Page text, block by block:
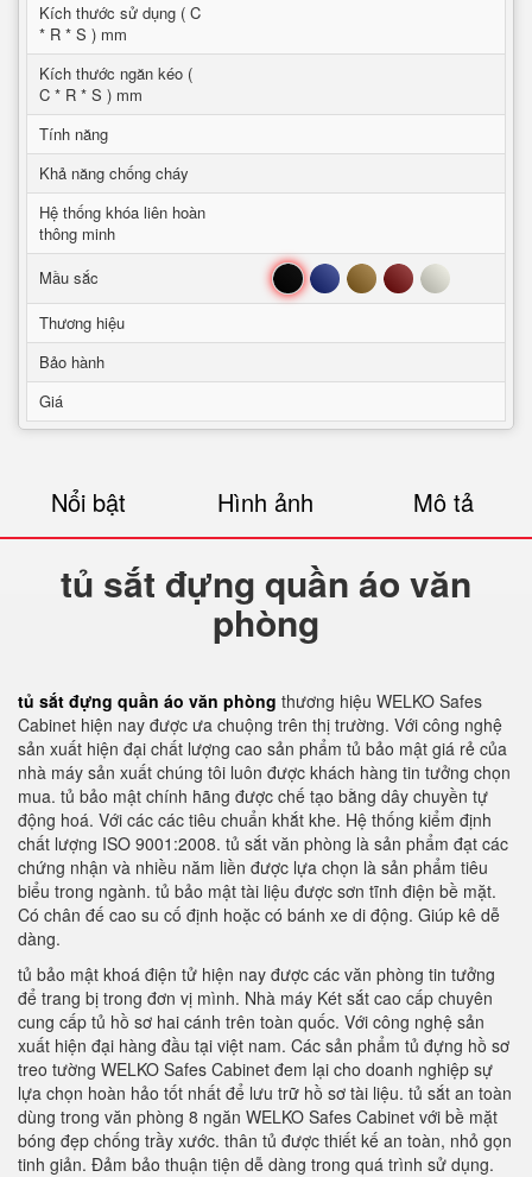
Kích thước sử dụng ( C
* R * S ) mm
Kích thước ngăn kéo (
C * R * S ) mm
Tính năng
Khả năng chống cháy
Hệ thống khóa liên hoàn
thông minh
Mầu sắc
Đen Xanh Nâu Đỏ Trắng
Thương hiệu
Bảo hành
Giá
Nổi bật Hình ảnh Mô tả
tủ sắt đựng quần áo văn
phòng
tủ sắt đựng quần áo văn phòng thương hiệu WELKO Safes
Cabinet hiện nay được ưa chuộng trên thị trường. Với công nghệ
sản xuất hiện đại chất lượng cao sản phẩm tủ bảo mật giá rẻ của
nhà máy sản xuất chúng tôi luôn được khách hàng tin tưởng chọn
mua. tủ bảo mật chính hãng được chế tạo bằng dây chuyền tự
động hoá. Với các các tiêu chuẩn khắt khe. Hệ thống kiểm định
chất lượng ISO 9001:2008. tủ sắt văn phòng là sản phẩm đạt các
chứng nhận và nhiều năm liền được lựa chọn là sản phẩm tiêu
biểu trong ngành. tủ bảo mật tài liệu được sơn tĩnh điện bề mặt.
Có chân đế cao su cố định hoặc có bánh xe di động. Giúp kê dễ
dàng.
tủ bảo mật khoá điện tử hiện nay được các văn phòng tin tưởng
để trang bị trong đơn vị mình. Nhà máy Két sắt cao cấp chuyên
cung cấp tủ hồ sơ hai cánh trên toàn quốc. Với công nghệ sản
xuất hiện đại hàng đầu tại việt nam. Các sản phẩm tủ đựng hồ sơ
treo tường WELKO Safes Cabinet đem lại cho doanh nghiệp sự
lựa chọn hoàn hảo tốt nhất để lưu trữ hồ sơ tài liệu. tủ sắt an toàn
dùng trong văn phòng 8 ngăn WELKO Safes Cabinet với bề mặt
bóng đẹp chống trầy xước. thân tủ được thiết kế an toàn, nhỏ gọn
tinh giản. Đảm bảo thuận tiện dễ dàng trong quá trình sử dụng.